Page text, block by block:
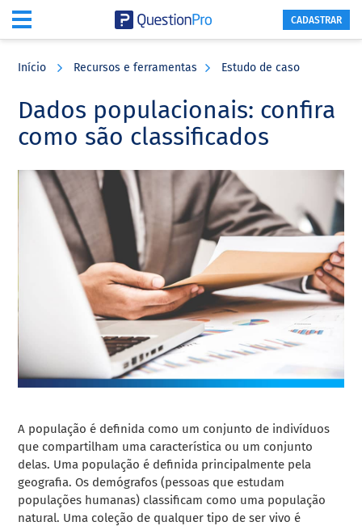
content
sidebar
CADASTRAR
Início Recursos e ferramentas Estudo de caso
Dados populacionais: confira
como são classificados
A população é definida como um conjunto de indivíduos
que compartilham uma característica ou um conjunto
delas. Uma população é definida principalmente pela
geografia.Os demógrafos (pessoas que estudam
populações humanas) classificam como uma população
natural. Uma coleção de qualquer tipo de ser vivo é